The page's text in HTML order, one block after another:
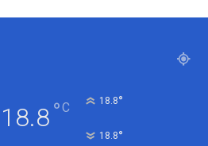
18.8°C 18.8°
18.8°